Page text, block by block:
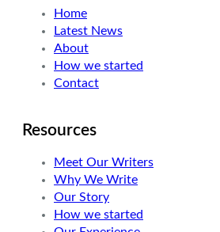
Home
Latest News
About
How we started
Contact
Resources
Meet Our Writers
Why We Write
Our Story
How we started